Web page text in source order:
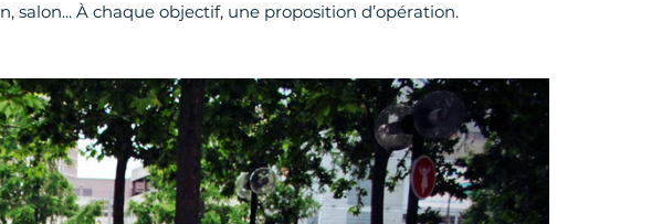
À chaque objectif, une proposition d’opération.